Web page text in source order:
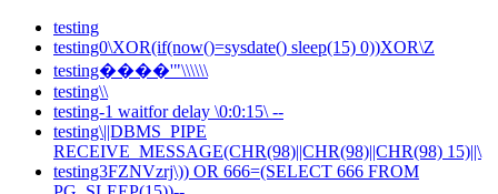
testing
testing0\XOR(if(now()=sysdate() sleep(15) 0))XOR\Z
testing����'"\\\\\\
testing\\
testing-1 waitfor delay \0:0:15\ --
testing\||DBMS_PIPE
RECEIVE_MESSAGE(CHR(98)||CHR(98)||CHR(98) 15)||\
testing3FZNVzrj\)) OR 666=(SELECT 666 FROM